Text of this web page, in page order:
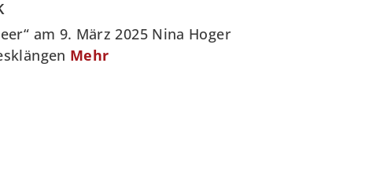
am 9. März 2025 Nina Hoger
Mehr